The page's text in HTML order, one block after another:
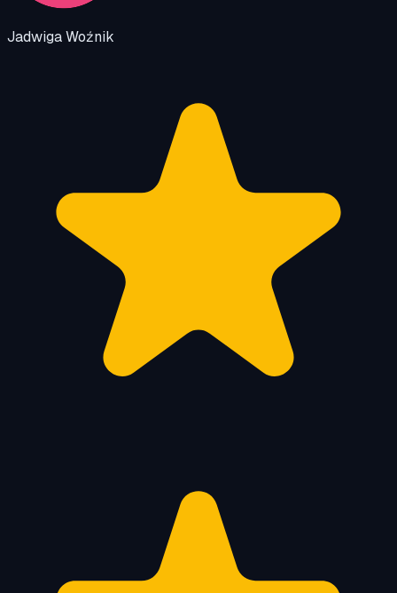
Jadwiga Woźnik